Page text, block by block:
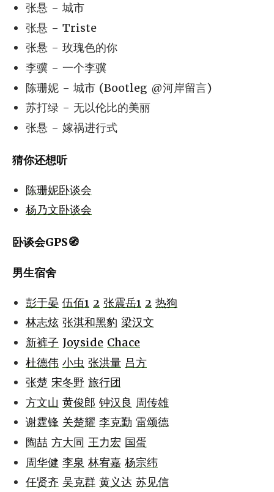
张悬 - 城市
张悬 - Triste
张悬 - 玫瑰色的你
李骥 - 一个李骥
陈珊妮 - 城市 (Bootleg @河岸留言)
苏打绿 - 无以伦比的美丽
张悬 - 嫁祸进行式
猜你还想听
陈珊妮卧谈会
杨乃文卧谈会
卧谈会GPS🧭
男生宿舍
彭于晏 伍佰1 2 张震岳1 2 热狗
林志炫 张淇和黑豹 梁汉文
新裤子 Joyside Chace
杜德伟 小虫 张洪量 吕方
张楚 宋冬野 旅行团
方文山 黄俊郎 钟汉良 周传雄
谢霆锋 关楚耀 李克勤 雷颂德
陶喆 方大同 王力宏 国蛋
周华健 李泉 林宥嘉 杨宗纬
任贤齐 吴克群 黄义达 苏见信